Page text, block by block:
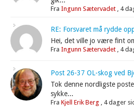
FraIngunn Sætervadet , 4
RE: Forsvaret må rydde
Hei, det ville jo være fint
FraIngunn Sætervadet , 4
Post 26-37 OL-skog ved
Tok denne nordligste
sykke...
FraKjell Erik Berg , 4 dager